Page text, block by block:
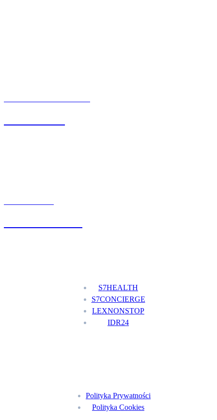
S7HEALTH
S7CONCIERGE
LEXNONSTOP
IDR24
Polityka Prywatności
Polityka Cookies